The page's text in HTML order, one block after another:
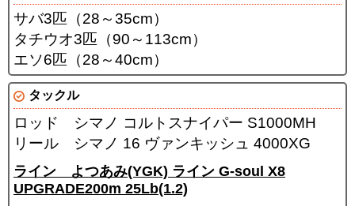
サバ3匹（28～35cm）
タチウオ3匹（90～113cm）
エソ6匹（28～40cm）
タックル
ロッド シマノ コルトスナイパー S1000MH
リール シマノ 16 ヴァンキッシュ 4000XG
ライン よつあみ(YGK) ライン G-soul X8
UPGRADE200m 25Lb(1.2)